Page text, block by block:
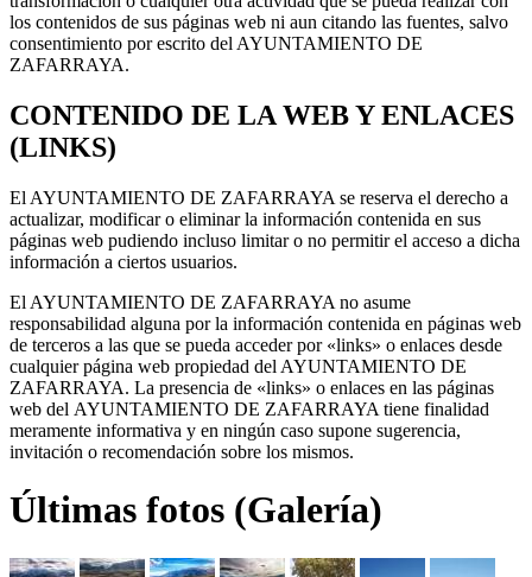
los contenidos de sus páginas web ni aun citando las fuentes, salvo
consentimiento por escrito del AYUNTAMIENTO DE
ZAFARRAYA.
CONTENIDO DE LA WEB Y ENLACES
(LINKS)
El AYUNTAMIENTO DE ZAFARRAYA se reserva el derecho a
actualizar, modificar o eliminar la información contenida en sus
páginas web pudiendo incluso limitar o no permitir el acceso a dicha
información a ciertos usuarios.
El AYUNTAMIENTO DE ZAFARRAYA no asume
responsabilidad alguna por la información contenida en páginas web
de terceros a las que se pueda acceder por «links» o enlaces desde
cualquier página web propiedad del AYUNTAMIENTO DE
ZAFARRAYA. La presencia de «links» o enlaces en las páginas
web del AYUNTAMIENTO DE ZAFARRAYA tiene finalidad
meramente informativa y en ningún caso supone sugerencia,
invitación o recomendación sobre los mismos.
Últimas fotos (Galería)